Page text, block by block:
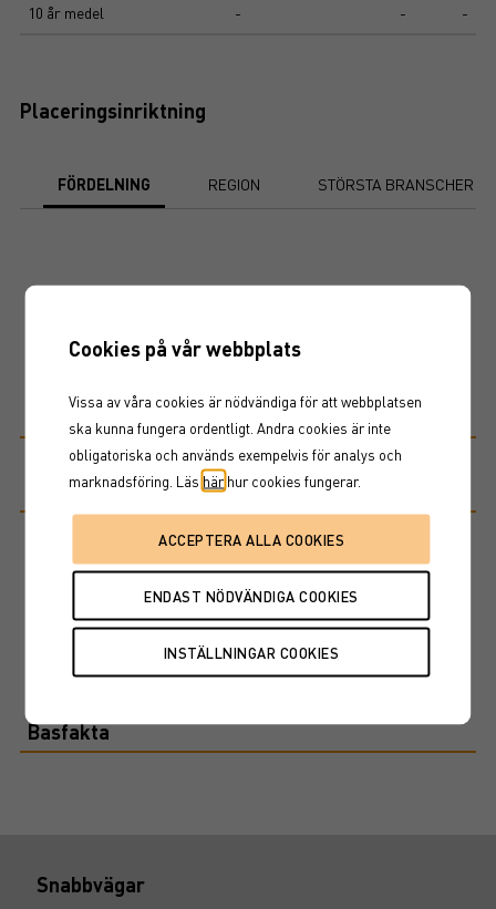
10 år medel - - -
Placeringsinriktning
FÖRDELNING REGION STÖRSTA BRANSCHER
Fördelning Fond
Riskinformation
Historisk avkastning är ingen garanti för framtida avkastning. De
pengar som placeras i fonden kan både öka och minska i värde och
det är inte säkert att du får tillbaka hela det insatta kapitalet. Ta del
av fondens faktablad och informationsbroschyr innan köp av
Basfakta
Snabbvägar
Cookies på vår webbplats
Vissa av våra cookies är nödvändiga för att webbplatsen
ska kunna fungera ordentligt. Andra cookies är inte
obligatoriska och används exempelvis för analys och
marknadsföring. Läs härhur cookies fungerar.